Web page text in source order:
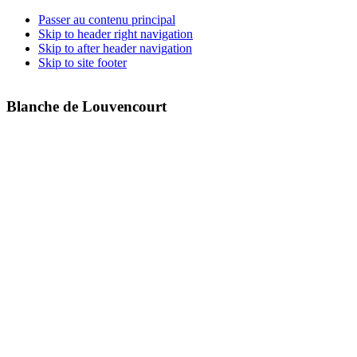
Passer au contenu principal
Skip to header right navigation
Skip to after header navigation
Skip to site footer
Blanche de Louvencourt